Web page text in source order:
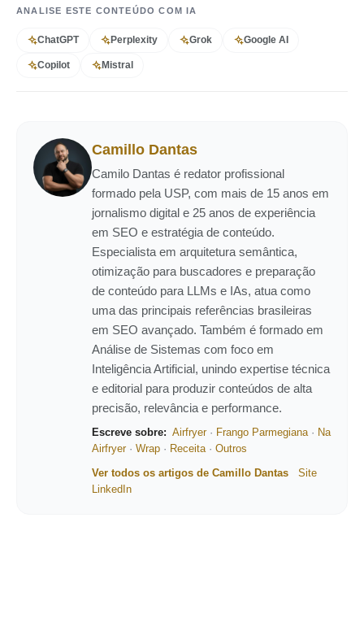
ANALISE ESTE CONTEÚDO COM IA
ChatGPT Perplexity Grok Google AI
Copilot Mistral
Camillo Dantas
Camilo Dantas é redator profissional
formado pela USP, com mais de 15 anos em
jornalismo digital e 25 anos de experiência
em SEO e estratégia de conteúdo.
Especialista em arquitetura semântica,
otimização para buscadores e preparação
de conteúdo para LLMs e IAs, atua como
uma das principais referências brasileiras
em SEO avançado. Também é formado em
Análise de Sistemas com foco em
Inteligência Artificial, unindo expertise técnica
e editorial para produzir conteúdos de alta
precisão, relevância e performance.
Escreve sobre: Airfryer· Frango Parmegiana· Na
Airfryer· Wrap · Receita· Outros
Ver todos os artigos de Camillo Dantas
Site
LinkedIn